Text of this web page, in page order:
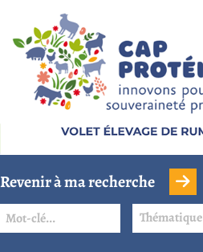
Revenir à ma recherche
Thématique